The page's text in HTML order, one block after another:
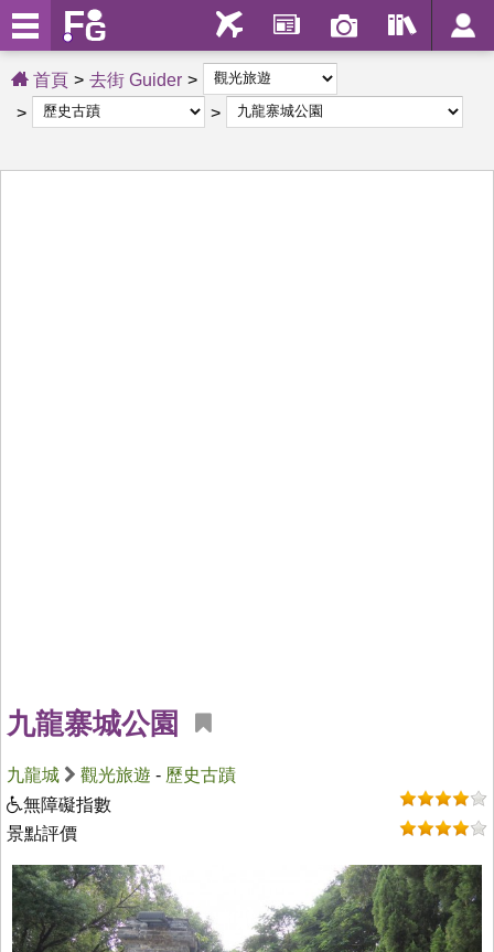
首頁 去街 Guider
九龍寨城公園
九龍城 觀光旅遊 - 歷史古蹟
無障礙指數
景點評價